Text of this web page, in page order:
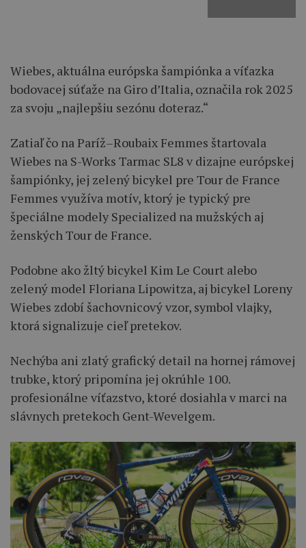
Wiebes, aktuálna európska šampiónka a víťazka
bodovacej súťaže na Giro d’Italia, označila rok 2025
za svoju „najlepšiu sezónu doteraz.“
Zatiaľ čo na Paríž–Roubaix Femmes štartovala
Wiebes na S-Works Tarmac SL8 v dizajne európskej
šampiónky, jej zelený bicykel pre Tour de France
Femmes využíva motív, ktorý je typický pre
špeciálne modely Specialized na mužských aj
ženských Tour de France.
Podobne ako žltý bicykel Kim Le Court alebo
zelený model Floriana Lipowitza, aj bicykel Loreny
Wiebes zdobí šachovnicový vzor, symbol vlajky,
ktorá signalizuje cieľ pretekov.
Nechýba ani zlatý grafický detail na hornej rámovej
trubke, ktorý pripomína jej okrúhle 100.
profesionálne víťazstvo, ktoré dosiahla v marci na
slávnych pretekoch Gent-Wevelgem.